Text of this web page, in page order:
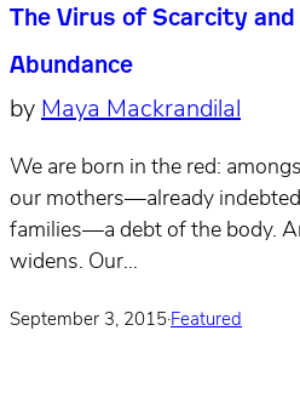
The Virus of Scarcity
Abundance
by Maya Mackrandilal
We are born in the red:
our mothers—already
families—a debt of the body.
widens. Our…
September 3, 2015·Featured